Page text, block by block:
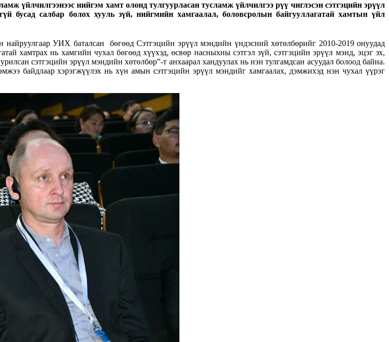
үйлчилгээнээс нийгэм хамт олонд тулгуурласан тусламж үйлчилгээ рүү чиглэсэн сэтгэцийн эрүүл
бусад салбар болох хууль зүй, нийгмийн хамгаалал, боловсролын байгууллагатай хамтын үйл
УИХ баталсан бөгөөд Сэтгэцийн эрүүл мэндийн үндэсний хөтөлбөрийг 2010-2019 онуудад
хамтрах нь хамгийн чухал бөгөөд хүүхэд, өсвөр насныхны сэтгэл зүй, сэтгэцийн эрүүл мэнд, эцэг эх,
сэтгэцийн эрүүл мэндийн хөтөлбөр”-т анхаарал хандуулах нь нэн тулгамдсан асуудал болоод байна.
байдлаар хэрэгжүүлэх нь хүн амын сэтгэцийн эрүүл мэндийг хамгаалах, дэмжихэд нэн чухал үүрэг